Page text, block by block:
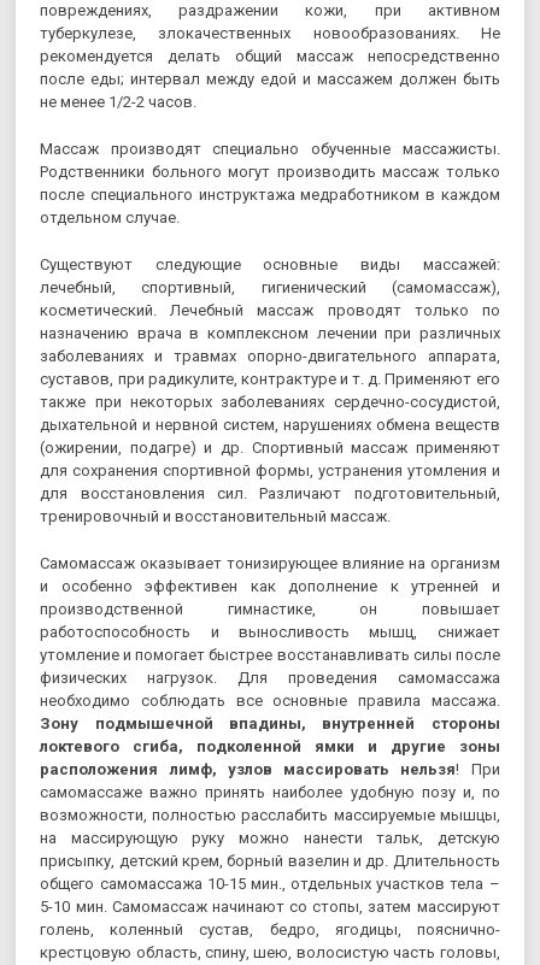
повреждениях, раздражении кожи, при активном
туберкулезе, злокачественных новообразованиях. Не
рекомендуется делать общий массаж непосредственно
после еды; интервал между едой и массажем должен быть
не менее 1/2-2 часов.
Массаж производят специально обученные массажисты.
Родственники больного могут производить массаж только
после специального инструктажа медработником в каждом
отдельном случае.
Существуют следующие основные виды массажей:
лечебный, спортивный, гигиенический (самомассаж),
косметический. Лечебный массаж проводят только по
назначению врача в комплексном лечении при различных
заболеваниях и травмах опорно-двигательного аппарата,
суставов, при радикулите, контрактуре и т. д. Применяют его
также при некоторых заболеваниях сердечно-сосудистой,
дыхательной и нервной систем, нарушениях обмена веществ
(ожирении, подагре) и др. Спортивный массаж применяют
для сохранения спортивной формы, устранения утомления и
для восстановления сил. Различают подготовительный,
тренировочный и восстановительный массаж.
Самомассаж оказывает тонизирующее влияние на организм
и особенно эффективен как дополнение к утренней и
производственной гимнастике, он повышает
работоспособность и выносливость мышц, снижает
утомление и помогает быстрее восстанавливать силы после
физических нагрузок. Для проведения самомассажа
необходимо соблюдать все основные правила массажа.
Зону подмышечной впадины, внутренней стороны
локтевого сгиба, подколенной ямки и другие зоны
расположения лимф, узлов массировать нельзя! При
самомассаже важно принять наиболее удобную позу и, по
возможности, полностью расслабить массируемые мышцы,
на массирующую руку можно нанести тальк, детскую
присыпку, детский крем, борный вазелин и др. Длительность
общего самомассажа 10-15 мин., отдельных участков тела –
5-10 мин. Самомассаж начинают со стопы, затем массируют
голень, коленный сустав, бедро, ягодицы, пояснично-
крестцовую область, спину, шею, волосистую часть головы,